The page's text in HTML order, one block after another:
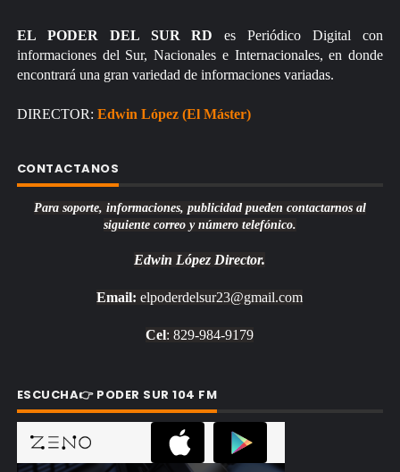
EL PODER DEL SUR RD es Periódico Digital con
informaciones del Sur, Nacionales e Internacionales, en donde
encontrará una gran variedad de informaciones variadas.
DIRECTOR: Edwin López (El Máster)
CONTACTANOS
Para soporte, informaciones, publicidad pueden contactarnos al
siguiente correo y número telefónico.
Edwin López Director.
Email: elpoderdelsur23@gmail.com
Cel: 829-984-9179
ESCUCHA👉 PODER SUR 104 FM